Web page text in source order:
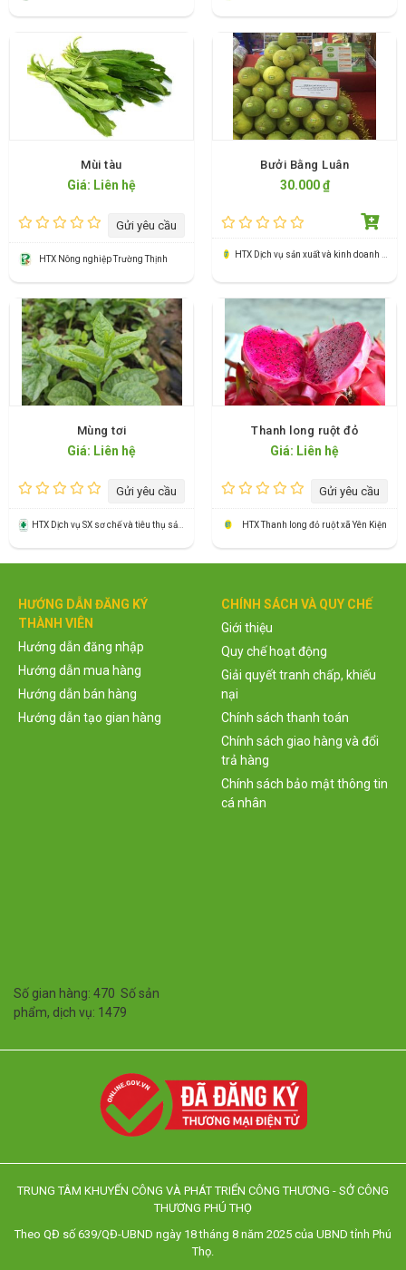
Mùi tàu
Giá: Liên hệ
Gửi yêu cầu
HTX Nông nghiệp Trường Thịnh
Bưởi Bằng Luân
30.000 ₫
HTX Dịch vụ sản xuất và kinh doanh bưởi đặc sản xã Bằng Luân
Mùng tơi
Giá: Liên hệ
Gửi yêu cầu
HTX Dịch vụ SX sơ chế và tiêu thụ sản phẩm rau an toàn Tứ Xã
Thanh long ruột đỏ
Giá: Liên hệ
Gửi yêu cầu
HTX Thanh long đỏ ruột xã Yên Kiện
HƯỚNG DẪN ĐĂNG KÝ
THÀNH VIÊN
Hướng dẫn đăng nhập
Hướng dẫn mua hàng
Hướng dẫn bán hàng
Hướng dẫn tạo gian hàng
CHÍNH SÁCH VÀ QUY CHẾ
Giới thiệu
Quy chế hoạt động
Giải quyết tranh chấp, khiếu
nại
Chính sách thanh toán
Chính sách giao hàng và đổi
trả hàng
Chính sách bảo mật thông tin
cá nhân
Số gian hàng: 470 Số sản
phẩm, dịch vụ: 1479
TRUNG TÂM KHUYẾN CÔNG VÀ PHÁT TRIỂN CÔNG THƯƠNG - SỞ CÔNG
THƯƠNG PHÚ THỌ
Theo QĐ số 639/QĐ-UBND ngày 18 tháng 8 năm 2025 của UBND tỉnh Phú
Thọ.